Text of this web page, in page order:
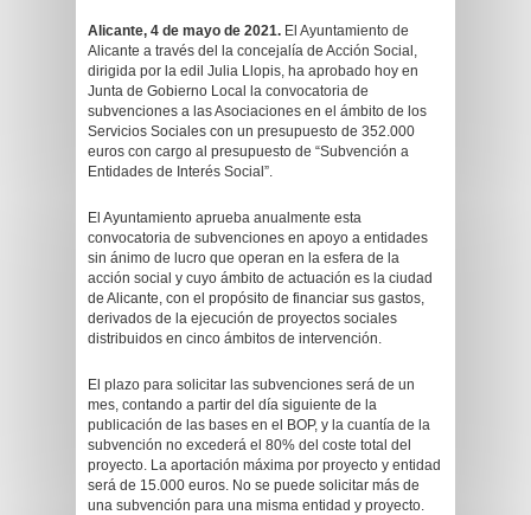
Alicante, 4 de mayo de 2021. El Ayuntamiento de
Alicante a través del la concejalía de Acción Social,
dirigida por la edil Julia Llopis, ha aprobado hoy en
Junta de Gobierno Local la convocatoria de
subvenciones a las Asociaciones en el ámbito de los
Servicios Sociales con un presupuesto de 352.000
euros con cargo al presupuesto de “Subvención a
Entidades de Interés Social”.
El Ayuntamiento aprueba anualmente esta
convocatoria de subvenciones en apoyo a entidades
sin ánimo de lucro que operan en la esfera de la
acción social y cuyo ámbito de actuación es la ciudad
de Alicante, con el propósito de financiar sus gastos,
derivados de la ejecución de proyectos sociales
distribuidos en cinco ámbitos de intervención.
El plazo para solicitar las subvenciones será de un
mes, contando a partir del día siguiente de la
publicación de las bases en el BOP, y la cuantía de la
subvención no excederá el 80% del coste total del
proyecto. La aportación máxima por proyecto y entidad
será de 15.000 euros. No se puede solicitar más de
una subvención para una misma entidad y proyecto.